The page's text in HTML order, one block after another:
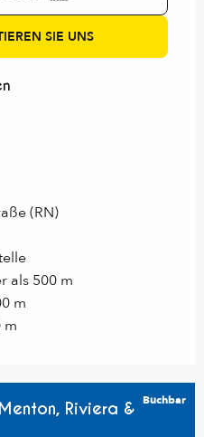
SIE UNS
(RN)
als 500 m
m
m
Riviera & Buchbar